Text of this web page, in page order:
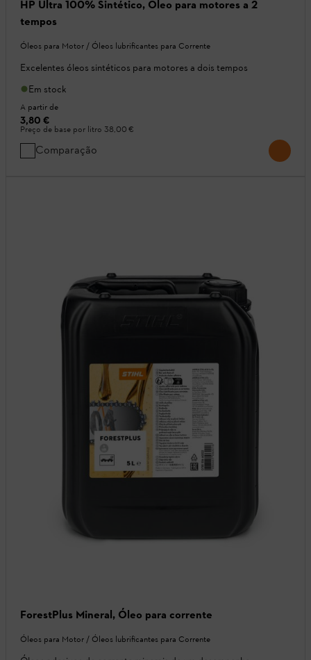
HP Ultra 100% Sintético, Óleo para motores a 2
tempos
Óleos para Motor / Óleos lubrificantes para Corrente
Excelentes óleos sintéticos para motores a dois tempos
Em stock
A partir de
3,80 €
Preço de base por litro 38,00 €
Comparação
ForestPlus Mineral, Óleo para corrente
Óleos para Motor / Óleos lubrificantes para Corrente